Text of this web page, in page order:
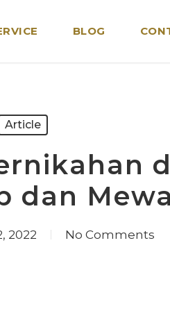
BLOG
Article
dan
2022 No Comments